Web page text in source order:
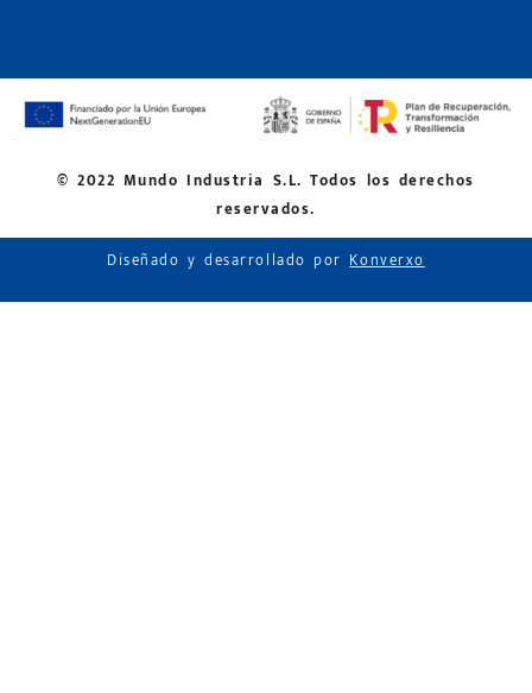
© 2022 Mundo Industria S.L. Todos los derechos
reservados.
Diseñado y desarrollado porKonverxo